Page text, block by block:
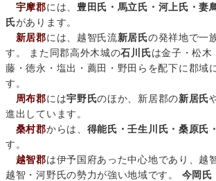
宇摩郡には、 豊田氏・馬立氏・河上氏・妻
氏があります。
新居郡には、越智氏流新居氏の発祥地で一
す。 また同郡高外木城の石川氏は金子・松木
藤・徳永・塩出・薦田・野田らを配下に郡域
す。
周布郡には宇野氏のほか、新居郡の新居氏
進出しています。
桑村郡からは、 得能氏・壬生川氏・桑原氏
す。
越智郡は伊予国府あった中心地であり、越
越智・河野氏の勢力が強い地域です。 今岡氏